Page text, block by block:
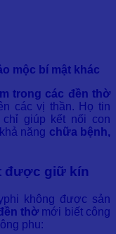
mộc bí mật khác
trong các đền thờ
các vị thần. Họ tin
giúp kết nối con
năng chữa bệnh,
được giữ kín
không được sản
thờmới biết công
phu: